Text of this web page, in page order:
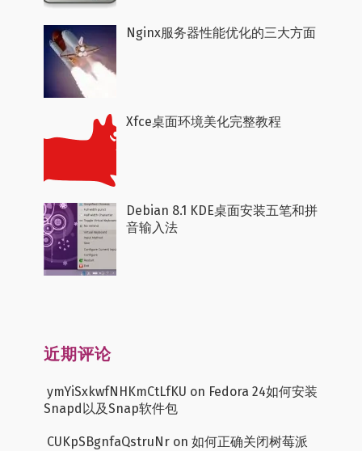
Nginx服务器性能优化的三大方面
Xfce桌面环境美化完整教程
Debian 8.1 KDE桌面安装五笔和拼
音输入法
近期评论
ymYiSxkwfNHKmCtLfKU on Fedora 24如何安装
Snapd以及Snap软件包
CUKpSBgnfaQstruNron 如何正确关闭树莓派